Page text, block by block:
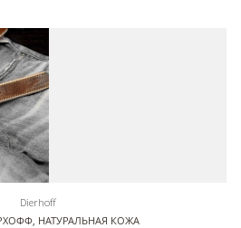
Dierhoff
НАТУРАЛЬНАЯ КОЖА